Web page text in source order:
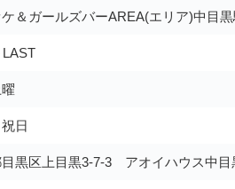
ケ＆ガールズバーAREA(エリア)中目
日
黒区上目黒3-7-3 アオイハウス中目